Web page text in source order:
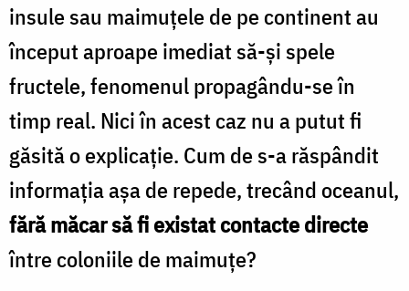
insule sau maimuţele de pe continent au
început aproape imediat să-şi spele
fructele, fenomenul propagându-se în
timp real. Nici în acest caz nu a putut fi
găsită o explicaţie. Cum de s-a răspândit
informaţia aşa de repede, trecând oceanul,
fără măcar să fi existat contacte directe
între coloniile de maimuţe?